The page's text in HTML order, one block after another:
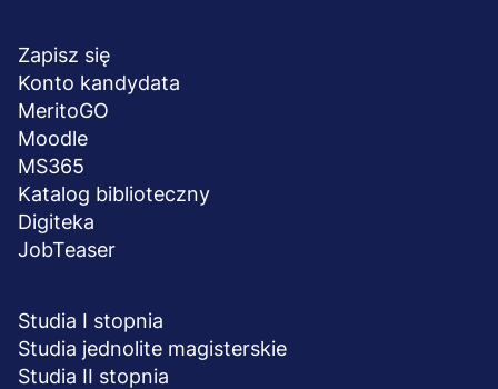
stopka
Zapisz się
Konto kandydata
MeritoGO
Moodle
MS365
Katalog biblioteczny
Digiteka
JobTeaser
Studia I stopnia
Studia jednolite magisterskie
Studia II stopnia